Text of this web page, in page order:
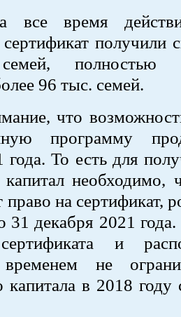
время
сертификат
полностью
96 тыс. семей.
что
программу
года. То есть для
капитал необходимо,
право на сертификат,
31 декабря 2021
и
временем не
капитала в 2018 году